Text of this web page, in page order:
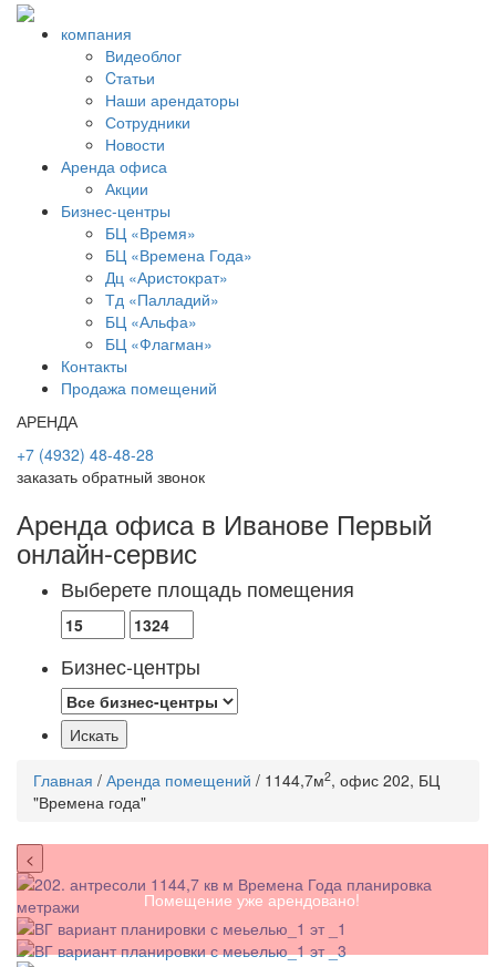
компания
Видеоблог
Cтатьи
Наши арендаторы
Сотрудники
Новости
Аренда офиса
Акции
Бизнес-центры
БЦ «Время»
БЦ «Времена Года»
Дц «Аристократ»
Тд «Палладий»
БЦ «Альфа»
БЦ «Флагман»
Контакты
Продажа помещений
АРЕНДА
+7 (4932) 48-48-28
заказать обратный звонок
Аренда офиса в Иванове Первый
онлайн-сервис
Выберете площадь помещения
Бизнес-центры
Главная / Аренда помещений / 1144,7м2, офис 202, БЦ
"Времена года"
Помещение уже арендовано!
<